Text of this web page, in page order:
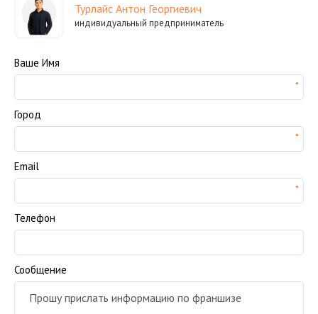
Турлайс Антон Георгиевич
индивидуальный предприниматель
Ваше Имя
Город
Email
Телефон
Сообщение